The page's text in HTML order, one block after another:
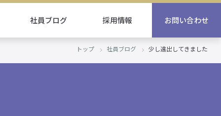
社員ブログ 採用情報 お問い合わせ
トップ 社員ブログ 少し遠出してきました